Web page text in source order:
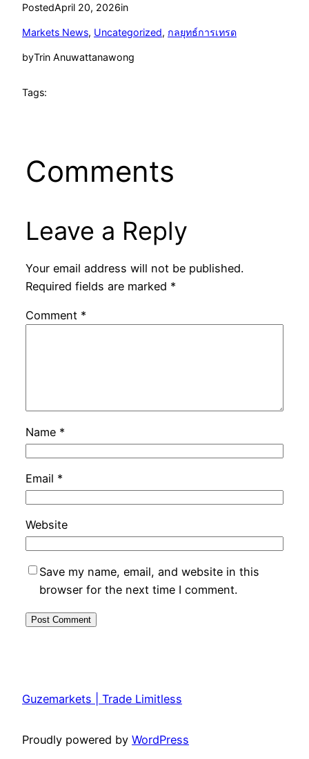
PostedApril 20, 2026in
Markets News, Uncategorized, กลยุทธ์การเทรด
byTrin Anuwattanawong
Tags:
Comments
Leave a Reply
Your email address will not be published.
Required fields are marked *
Comment *
Name *
Email *
Website
Save my name, email, and website in this
browser for the next time I comment.
Guzemarkets | Trade Limitless
Proudly powered by WordPress